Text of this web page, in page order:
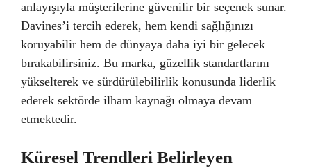
anlayışıyla müşterilerine güvenilir bir seçenek sunar.
Davines’i tercih ederek, hem kendi sağlığınızı
koruyabilir hem de dünyaya daha iyi bir gelecek
bırakabilirsiniz. Bu marka, güzellik standartlarını
yükselterek ve sürdürülebilirlik konusunda liderlik
ederek sektörde ilham kaynağı olmaya devam
etmektedir.
Küresel Trendleri Belirleyen